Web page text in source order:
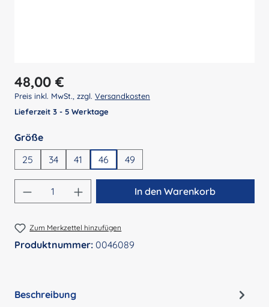
Regulärer Preis:
48,00 €
Preis inkl. MwSt., zzgl. Versandkosten
Lieferzeit 3 - 5 Werktage
Größeauswählen
25
34 41 46 49
Produkt Anzahl: Gib den gewünschten
In den Warenkorb
Zum Merkzettel hinzufügen
Produktnummer: 0046089
Beschreibung